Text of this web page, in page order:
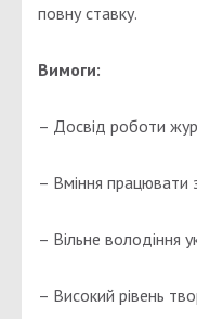
повну ставку.
Вимоги:
– Досвід роботи
– Вміння працювати
– Вільне володіння
– Високий рівень